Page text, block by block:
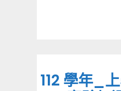
112 學年_